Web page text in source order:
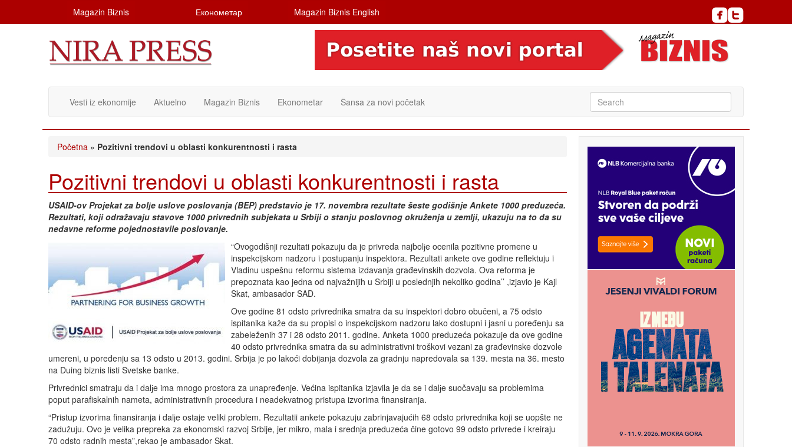
Magazin Biznis Економетар Magazin Biznis English
Vesti iz ekonomije Aktuelno Magazin Biznis Ekonometar Šansa za novi početak
Početna » Pozitivni trendovi u oblasti konkurentnosti i rasta
Pozitivni trendovi u oblasti konkurentnosti i rasta
USAID-ov Projekat za bolјe uslove poslovanja (BEP) predstavio je 17. novembra rezultate šeste godišnje Ankete 1000 preduzeća.
Rezultati, koji odražavaju stavove 1000 privrednih subjekata u Srbiji o stanju poslovnog okruženja u zemlјi, ukazuju na to da su
nedavne reforme pojednostavile poslovanje.
“Ovogodišnji rezultati pokazuju da je privreda najbolјe ocenila pozitivne promene u
inspekcijskom nadzoru i postupanju inspektora. Rezultati ankete ove godine reflektuju i
Vladinu uspešnu reformu sistema izdavanja građevinskih dozvola. Ova reforma je
prepoznata kao jedna od najvažnijih u Srbiji u poslednjih nekoliko godina’’ ,izjavio je Kajl
Skat, ambasador SAD.
Ove godine 81 odsto privrednika smatra da su inspektori dobro obučeni, a 75 odsto
ispitanika kaže da su propisi o inspekcijskom nadzoru lako dostupni i jasni u poređenju sa
zabeleženih 37 i 28 odsto 2011. godine. Anketa 1000 preduzeća pokazuje da ove godine
40 odsto privrednika smatra da su administrativni troškovi vezani za građevinske dozvole
umereni, u poređenju sa 13 odsto u 2013. godini. Srbija je po lakoći dobijanja dozvola za gradnju napredovala sa 139. mesta na 36. mesto
na Duing biznis listi Svetske banke.
Privrednici smatraju da i dalјe ima mnogo prostora za unapređenje. Većina ispitanika izjavila je da se i dalјe suočavaju sa problemima
poput parafiskalnih nameta, administrativnih procedura i neadekvatnog pristupa izvorima finansiranja.
“Pristup izvorima finansiranja i dalјe ostaje veliki problem. Rezultatii ankete pokazuju zabrinjavajućih 68 odsto privrednika koji se uopšte ne
zadužuju. Ovo je velika prepreka za ekonomski razvoj Srbije, jer mikro, mala i srednja preduzeća čine gotovo 99 odsto privrede i kreiraju
70 odsto radnih mesta”,rekao je ambasador Skat.